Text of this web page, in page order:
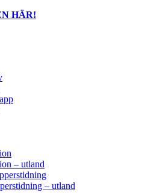
HÄR!
– utland
– utland